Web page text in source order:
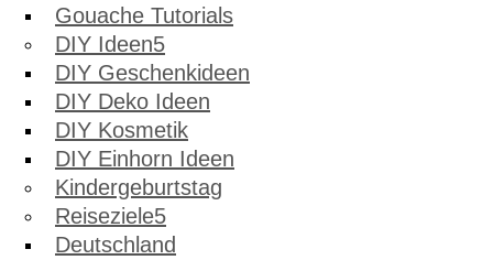
Gouache Tutorials
DIY Ideen
DIY Geschenkideen
DIY Deko Ideen
DIY Kosmetik
DIY Einhorn Ideen
Kindergeburtstag
Reiseziele
Deutschland